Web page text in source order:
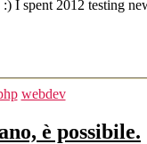
2012 testing
webdev
è possibile.